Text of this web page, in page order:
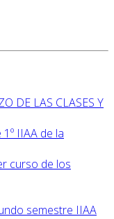
DE LAS CLASES Y
IIAA de la
curso de los
semestre IIAA